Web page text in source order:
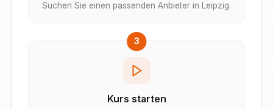
Suchen Sie einen passenden Anbieter in Leipzig.
3
Kurs starten